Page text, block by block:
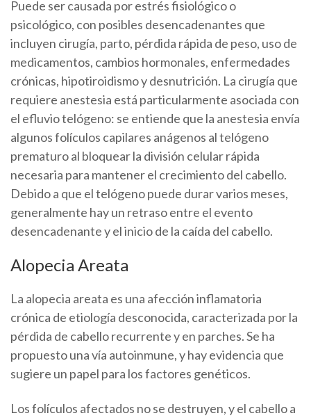
Puede ser causada por estrés fisiológico o
psicológico, con posibles desencadenantes que
incluyen cirugía, parto, pérdida rápida de peso, uso de
medicamentos, cambios hormonales, enfermedades
crónicas, hipotiroidismo y desnutrición. La cirugía que
requiere anestesia está particularmente asociada con
el efluvio telógeno: se entiende que la anestesia envía
algunos folículos capilares anágenos al telógeno
prematuro al bloquear la división celular rápida
necesaria para mantener el crecimiento del cabello.
Debido a que el telógeno puede durar varios meses,
generalmente hay un retraso entre el evento
desencadenante y el inicio de la caída del cabello.
Alopecia Areata
La alopecia areata es una afección inflamatoria
crónica de etiología desconocida, caracterizada por la
pérdida de cabello recurrente y en parches. Se ha
propuesto una vía autoinmune, y hay evidencia que
sugiere un papel para los factores genéticos.
Los folículos afectados no se destruyen, y el cabello a